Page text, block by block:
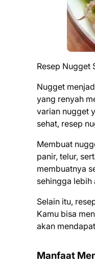
Resep Nugget
Nugget
yang renyah
varian nugget
sehat, resep
Membuat
panir, telur,
membuatnya
sehingga lebih
Selain itu,
Kamu bisa
akan
Manfaat